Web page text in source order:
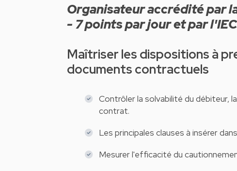
Organisateur accrédité par la FSMA - N°accréditation : 500036 B
- 7 points par jour et par
Maîtriser les dispositions à
documents contractuels
Contrôler la solvabilité du débiteur,
contrat.
Les principales clauses à insérer
Mesurer l'efficacité du